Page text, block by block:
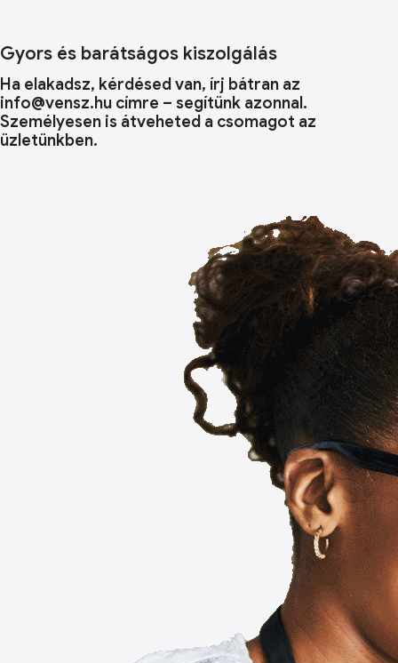
Gyors és barátságos kiszolgálás
Ha elakadsz, kérdésed van, írj bátran az
info@vensz.hu címre – segítünk azonnal.
Személyesen is átveheted a csomagot az
üzletünkben.